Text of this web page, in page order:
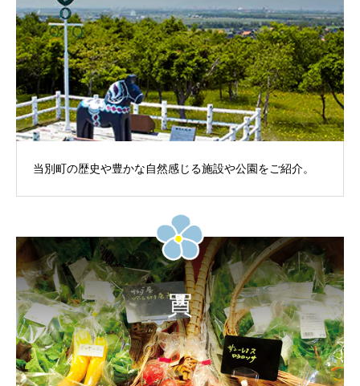
当別町の歴史や豊かな自然感じる施設や公園をご紹介。
買う